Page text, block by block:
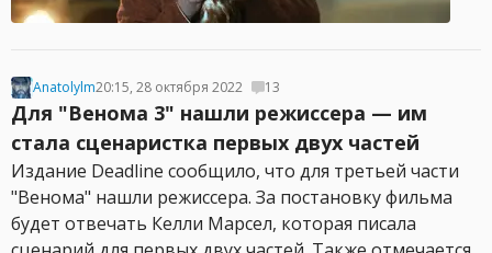
Anatolylm20:15, 28 октября 2022 13
Для "Венома 3" нашли режиссера — им
стала сценаристка первых двух частей
Издание Deadline сообщило, что для третьей части
"Венома" нашли режиссера. За постановку фильма
будет отвечать Келли Марсел, которая писала